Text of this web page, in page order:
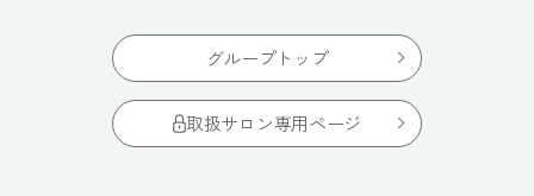
グループトップ
取扱サロン専用ページ